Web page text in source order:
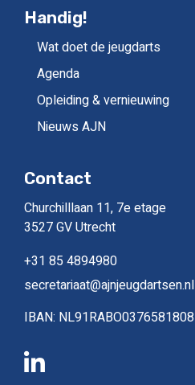
Handig!
Wat doet de jeugdarts
Agenda
Opleiding & vernieuwing
Nieuws AJN
Contact
Churchilllaan 11, 7e etage
3527 GV Utrecht
+31 85 4894980
secretariaat@ajnjeugdartsen.nl
IBAN: NL91RABO0376581808